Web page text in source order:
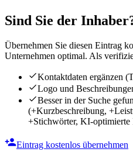
Sind Sie der
Übernehmen Sie diesen Eintrag
Unternehmen optimal. Als
Kontaktdaten ergänzen
Logo und
Besser in der Suche
(+Kurzbeschreibung,
+Stichwörter, KI-
Eintrag kostenlos übernehmen